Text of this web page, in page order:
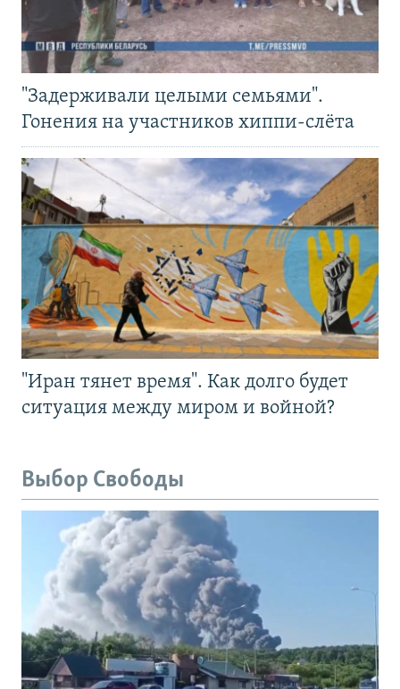
"Задерживали целыми семьями".
Гонения на участников хиппи-слёта
"Иран тянет время". Как долго будет
ситуация между миром и войной?
Выбор Свободы